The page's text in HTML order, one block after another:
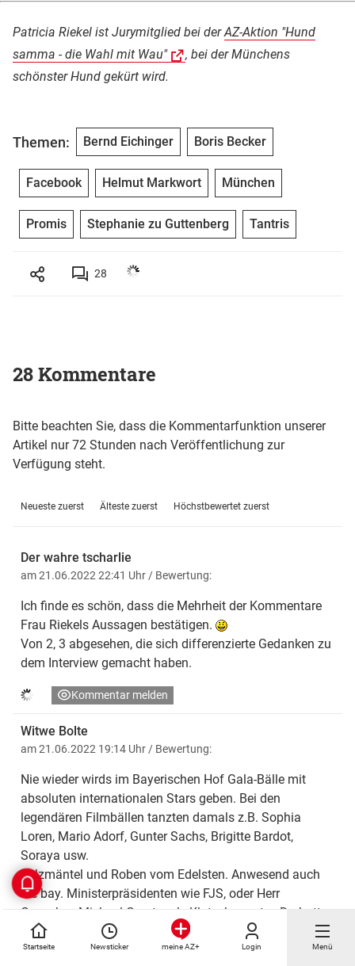
Startseite Newsticker meine AZ+ Login Menü
Patricia Riekel ist Jurymitglied bei derAZ-Aktion "Hund
samma - die Wahl mit Wau"
, bei der Münchens
schönster Hund gekürt wird.
Themen: Bernd Eichinger Boris Becker
Facebook Helmut Markwort München
Promis Stephanie zu Guttenberg Tantris
28
28 Kommentare
Bitte beachten Sie, dass die Kommentarfunktion unserer
Artikel nur 72 Stunden nach Veröffentlichung zur
Verfügung steht.
Neueste zuerst Älteste zuerst Höchstbewertet zuerst
Der wahre tscharlie
am 21.06.2022 22:41 Uhr / Bewertung:
Ich finde es schön, dass die Mehrheit der Kommentare
Frau Riekels Aussagen bestätigen.
Von 2, 3 abgesehen, die sich differenzierte Gedanken zu
dem Interview gemacht haben.
Kommentar melden
Witwe Bolte
am 21.06.2022 19:14 Uhr / Bewertung:
Nie wieder wirds im Bayerischen Hof Gala-Bälle mit
absoluten internationalen Stars geben. Bei den
legendären Filmbällen tanzten damals z.B. Sophia
Loren, Mario Adorf, Gunter Sachs, Brigitte Bardot,
Soraya usw.
Pelzmäntel und Roben vom Edelsten. Anwesend auch
die bay. Ministerpräsidenten wie FJS, oder Herr
Genscher. Michael Graeter als Klatschreporter. Da hatte
die Bunte ordentlich was zu berichten.
Auch im Deutschen Theater edle Bälle, z.B. mit Hugo